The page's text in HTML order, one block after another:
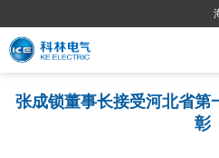
张成锁董事长接受河北省第
彰